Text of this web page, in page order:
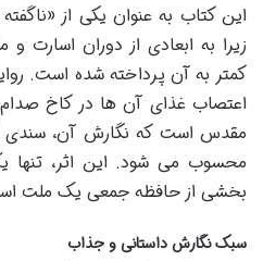
این کتاب به عنوان یکی از
زیرا به ابعادی از دوران اسارت
اعتصاب غذای آن ها در کاخ
مقدس است که نگارش آن، سندی
محسوب می شود. این اثر، تنها
بخشی از حافظه جمعی یک ملت
سبک نگارش داستانی و جذاب